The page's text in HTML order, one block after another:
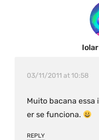
03/11/2011 at 10:58
Muito bacana essa
er se funciona.
REPLY